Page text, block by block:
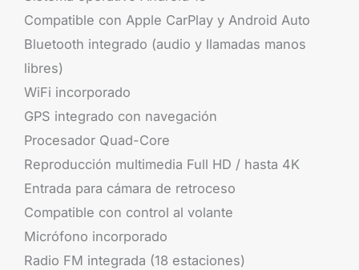
Compatible con Apple CarPlay y Android Auto
Bluetooth integrado (audio y llamadas manos
libres)
WiFi incorporado
GPS integrado con navegación
Procesador Quad-Core
Reproducción multimedia Full HD / hasta 4K
Entrada para cámara de retroceso
Compatible con control al volante
Micrófono incorporado
Radio FM integrada (18 estaciones)